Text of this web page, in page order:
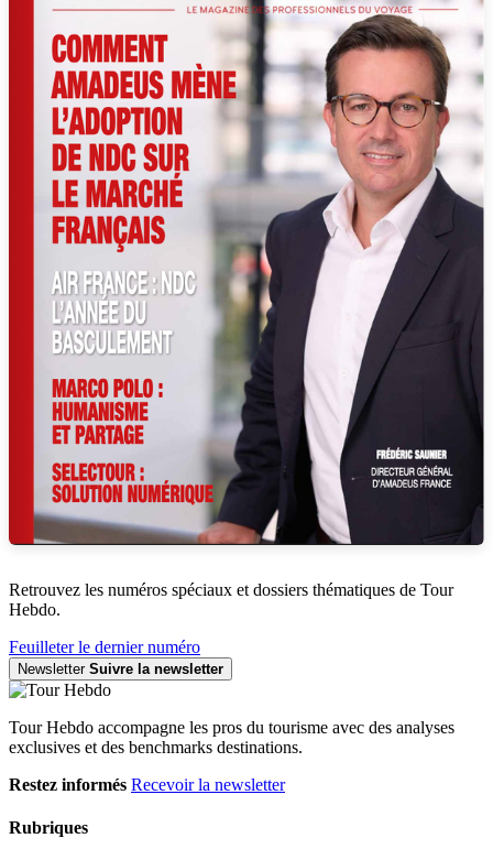
Retrouvez les numéros spéciaux et dossiers thématiques de Tour
Hebdo.
Feuilleter le dernier numéro
Newsletter Suivre la newsletter
Tour Hebdo accompagne les pros du tourisme avec des analyses
exclusives et des benchmarks destinations.
Restez informés Recevoir la newsletter
Rubriques